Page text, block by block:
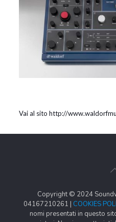
Vai al sito http://
Copyright © 2024
04167210261 | COOKIES
nomi presentati in questo